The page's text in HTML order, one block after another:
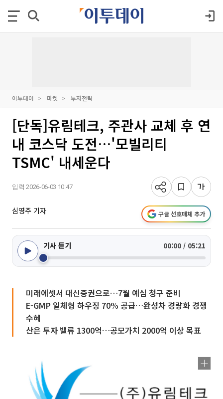
이투데이 마켓 투자전략
[단독]유림테크, 주관사 교체 후 연
내 코스닥 도전…'모빌리티
TSMC' 내세운다
입력 2026-06-03 10:47
심영주 기자 구글 선호매체 추가
기사 듣기 00:00 / 05:21
미래에셋서 대신증권으로…7월 예심 청구 준비
E-GMP 일체형 하우징 70% 공급…완성차 경량화 경쟁
수혜
산은 투자 밸류 1300억…공모가치 2000억 이상 목표